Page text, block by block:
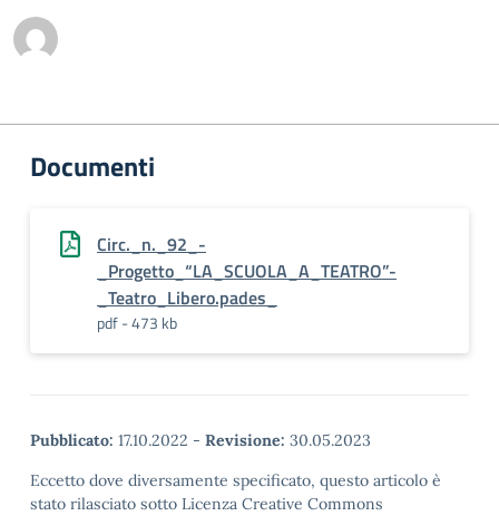
Documenti
Circ._n._92_-
_Progetto_“LA_SCUOLA_A_TEATRO”-
_Teatro_Libero.pades_
pdf - 473 kb
Pubblicato: 17.10.2022 - Revisione: 30.05.2023
Eccetto dove diversamente specificato, questo articolo è
stato rilasciato sotto Licenza Creative Commons